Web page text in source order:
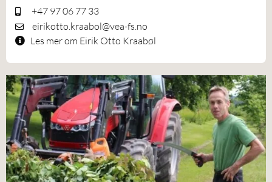
+47 97 06 77 33
eirikotto.kraabol@vea-fs.no
Les mer om Eirik Otto Kraabøl